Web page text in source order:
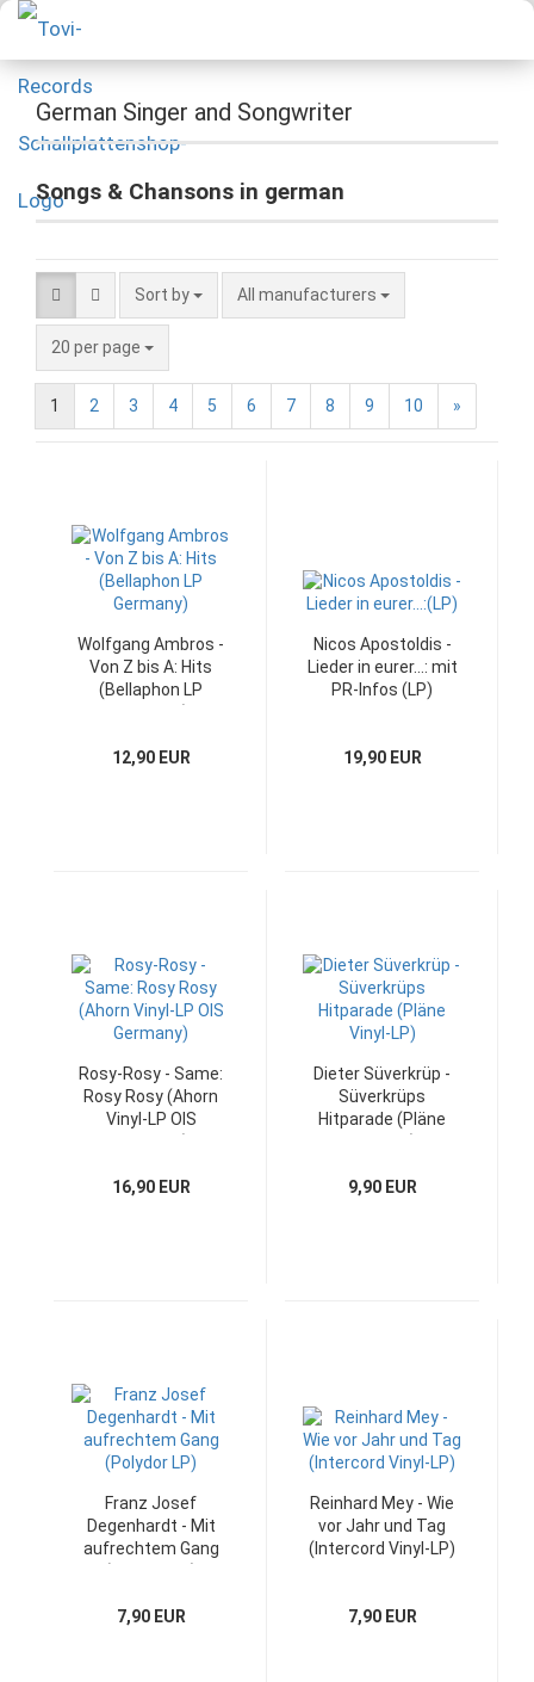
German Singer and Songwriter
Songs & Chansons in german
Sort by All manufacturers
20 per page
1 2 3 4 5 6 7 8 9 10 »
Wolfgang Ambros -
Von Z bis A: Hits
(Bellaphon LP
12,90 EUR
Nicos Apostoldis -
Lieder in eurer...: mit
PR-Infos (LP)
19,90 EUR
Rosy-Rosy - Same:
Rosy Rosy (Ahorn
Vinyl-LP OIS
16,90 EUR
Dieter Süverkrüp -
Süverkrüps
Hitparade (Pläne
9,90 EUR
Franz Josef
Degenhardt - Mit
aufrechtem Gang
7,90 EUR
Reinhard Mey - Wie
vor Jahr und Tag
(Intercord Vinyl-LP)
7,90 EUR